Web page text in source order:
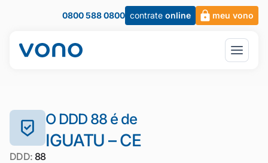
0800 588 0800 contrate online meu vono
O DDD 88 é de
IGUATU – CE
DDD: 88